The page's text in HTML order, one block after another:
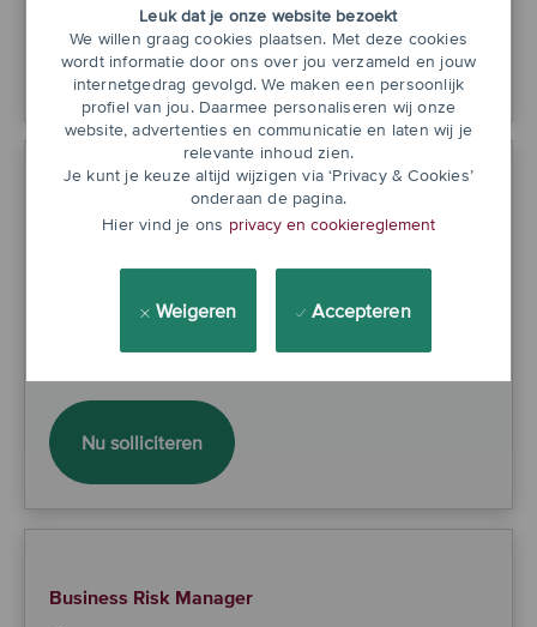
Leuk dat je onze website bezoekt
We willen graag cookies plaatsen. Met deze cookies
wordt informatie door ons over jou verzameld en jouw
internetgedrag gevolgd. We maken een persoonlijk
profiel van jou. Daarmee personaliseren wij onze
website, advertenties en communicatie en laten wij je
relevante inhoud zien.
Je kunt je keuze altijd wijzigen via ‘Privacy & Cookies’
onderaan de pagina.
Hier vind je ons privacy en cookiereglement
Weigeren Accepteren
Nu solliciteren Business Risk Manager
Risk Specialist Issue, Incident and Quality
Management
36 - 40 uur
Nu solliciterenRisk Specialist Issue, Incident and
Business Risk Manager